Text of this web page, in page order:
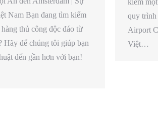
Nam Bạn đang tìm kiếm
thủ công độc đáo từ
Hãy để chúng tôi giúp bạn
đến gần hơn với bạn!
kiếm
quy
Airport
Việt…